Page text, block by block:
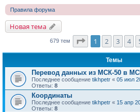
Правила форума
Новая тема
679 тем Страница1 из
1 2 3 4
Темы
Перевод данных из МСК-50 в
Последнее сообщение tikhpetr « 05 июл
Ответы: 8
Координаты
Последнее сообщение tikhpetr « 15 апр
Ответы: 8